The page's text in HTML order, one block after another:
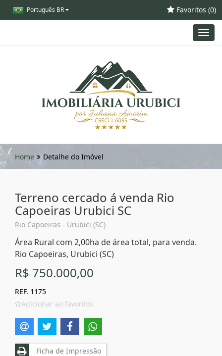
Português BR Favoritos (0)
Home Detalhe do Imóvel
Terreno cercado á venda Rio
Capoeiras Urubici SC
Rio Capoeiras - Urubici (SC)
Área Rural com 2,00ha de área total, para venda.
Rio Capoeiras, Urubici (SC)
R$ 750.000,00
REF. 1175
Adicionar ao favoritos
Ficha de Impressão